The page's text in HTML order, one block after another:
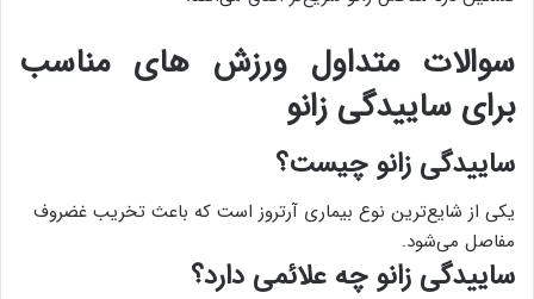
سوالات متداول ورزش های مناسب
برای ساییدگی زانو
ساییدگی زانو چیست؟
یکی از شایع‌ترین نوع بیماری آرتروز است که باعث تخریب غضروف
مفاصل می‌شود.
ساییدگی زانو چه علائمی دارد؟